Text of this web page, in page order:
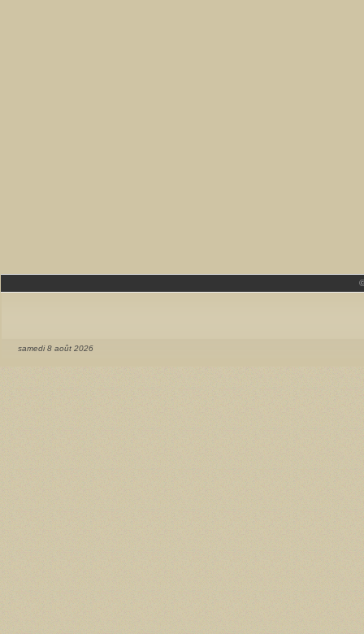
samedi 8 août 2026